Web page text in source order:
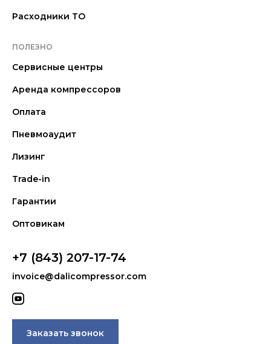
Расходники ТО
ПОЛЕЗНО
Сервисные центры
Аренда компрессоров
Оплата
Пневмоаудит
Лизинг
Trade-in
Гарантии
Оптовикам
+7 (843) 207-17-74
invoice@dalicompressor.com
Заказать звонок